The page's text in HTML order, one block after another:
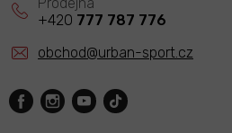
obchod@urban-sport.cz
+420 777 787 776